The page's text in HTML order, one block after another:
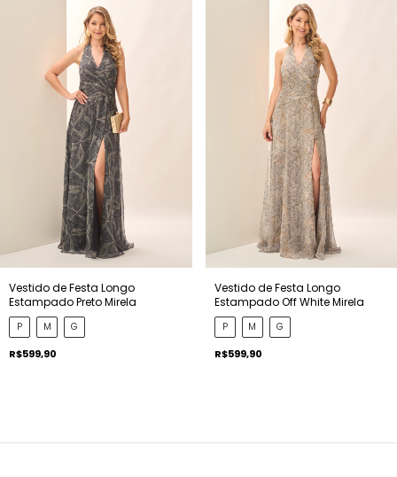
Vestido de Festa Longo
Estampado Preto Mirela
P M G
R$599,90
Vestido de Festa Longo
Estampado Off White Mirela
P M G
R$599,90